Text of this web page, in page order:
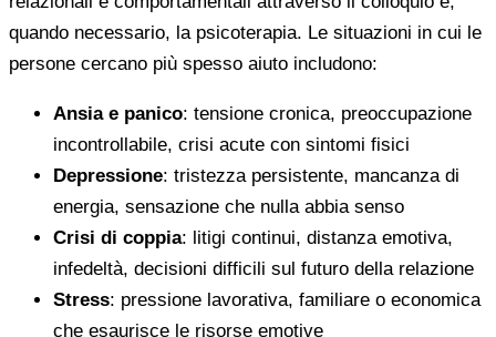
quando necessario, la psicoterapia. Le situazioni in cui le
persone cercano più spesso aiuto includono:
Ansia e panico: tensione cronica, preoccupazione
incontrollabile, crisi acute con sintomi fisici
Depressione: tristezza persistente, mancanza di
energia, sensazione che nulla abbia senso
Crisi di coppia: litigi continui, distanza emotiva,
infedeltà, decisioni difficili sul futuro della relazione
Stress: pressione lavorativa, familiare o economica
che esaurisce le risorse emotive